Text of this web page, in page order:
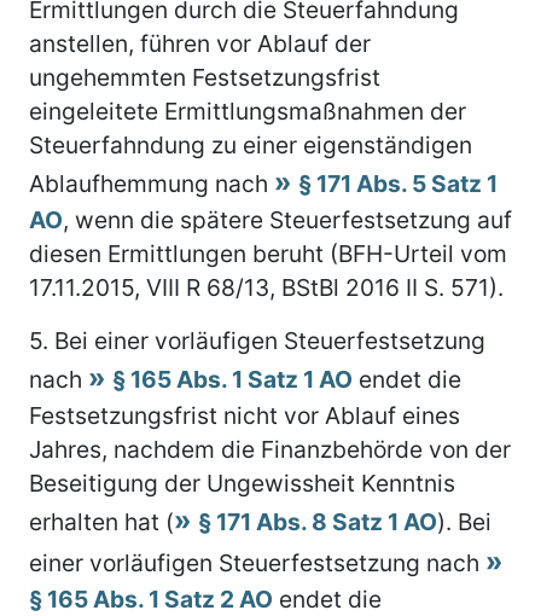
Ermittlungen durch die Steuerfahndung
anstellen, führen vor Ablauf der
ungehemmten Festsetzungsfrist
eingeleitete Ermittlungsmaßnahmen der
Steuerfahndung zu einer eigenständigen
Ablaufhemmung nach
§ 171 Abs. 5 Satz 1
AO, wenn die spätere Steuerfestsetzung auf
diesen Ermittlungen beruht (BFH-Urteil vom
17.11.2015, VIII R 68/13, BStBl 2016 II S. 571).
5. Bei einer vorläufigen Steuerfestsetzung
nach
§ 165 Abs. 1 Satz 1 AO endet die
Festsetzungsfrist nicht vor Ablauf eines
Jahres, nachdem die Finanzbehörde von der
Beseitigung der Ungewissheit Kenntnis
erhalten hat (
§ 171 Abs. 8 Satz 1 AO). Bei
einer vorläufigen Steuerfestsetzung nach
§ 165 Abs. 1 Satz 2 AO endet die